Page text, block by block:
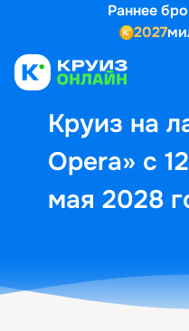
Раннее
2027
Круиз на
Opera» с
мая 2028